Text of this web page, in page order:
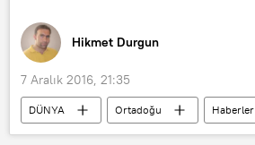
Yargıtay
FETÖ/PDY
Ergenekon
15 Temmuz darbe girişimi
Emniyet Genel Müdürlüğü (EGM)
Hikmet Durgun
7 Aralık 2016, 21:35
DÜNYA Ortadoğu
Haberler
Suriye
Halep